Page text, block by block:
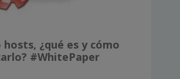
hosts, ¿qué es y cómo
#WhitePaper